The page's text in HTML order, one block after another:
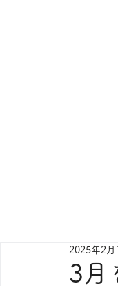
3月
2025年2月